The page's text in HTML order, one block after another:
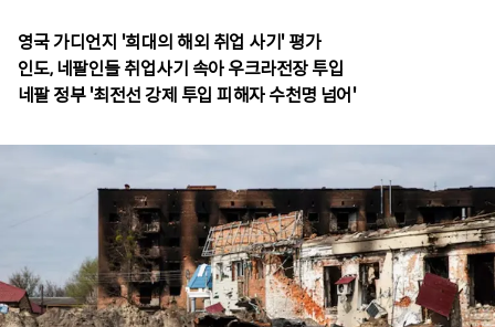
영국 가디언지 '희대의 해외 취업 사기' 평가
인도, 네팔인들 취업사기 속아 우크라전장 투입
네팔 정부 '최전선 강제 투입 피해자 수천명 넘어'